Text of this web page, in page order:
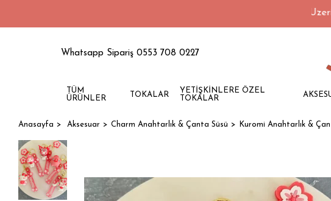
1500 TL Üzeri
Whatsapp Sipariş 0553 708 0227
TÜM
ÜRÜNLER
TOKALAR
YETİŞKİNLERE ÖZEL
TOKALAR
Anasayfa Aksesuar Charm Anahtarlık & Çanta Süsü Kuromi Anahtarlık &